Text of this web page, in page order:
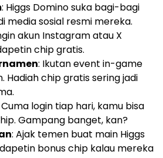
: Higgs Domino suka bagi-bagi
media sosial resmi mereka.
akun Instagram atau X
chip gratis.
: Ikutan event in-game
Hadiah chip gratis sering jadi
Cuma login tiap hari, kamu bisa
Gampang banget, kan?
: Ajak temen buat main Higgs
bonus chip kalau mereka